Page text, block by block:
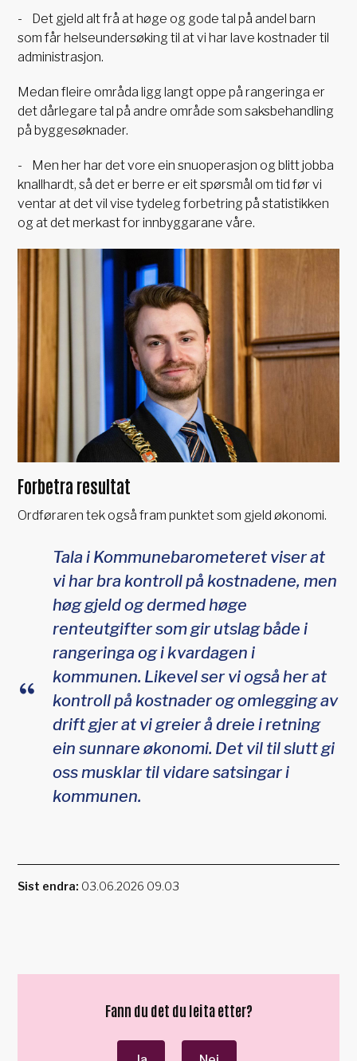
- Det gjeld alt frå at høge og gode tal på andel barn
som får helseundersøking til at vi har lave kostnader til
administrasjon.
Medan fleire områda ligg langt oppe på rangeringa er
det dårlegare tal på andre område som saksbehandling
på byggesøknader.
- Men her har det vore ein snuoperasjon og blitt jobba
knallhardt, så det er berre er eit spørsmål om tid før vi
ventar at det vil vise tydeleg forbetring på statistikken
og at det merkast for innbyggarane våre.
Forbetra resultat
Ordføraren tek også fram punktet som gjeld økonomi.
Tala i Kommunebarometeret viser at
vi har bra kontroll på kostnadene, men
høg gjeld og dermed høge
renteutgifter som gir utslag både i
rangeringa og i kvardagen i
kommunen. Likevel ser vi også her at
kontroll på kostnader og omlegging av
drift gjer at vi greier å dreie i retning
ein sunnare økonomi. Det vil til slutt gi
oss musklar til vidare satsingar i
kommunen.
Sist endra 03.06.2026 09.03
Fann du det du leita etter?